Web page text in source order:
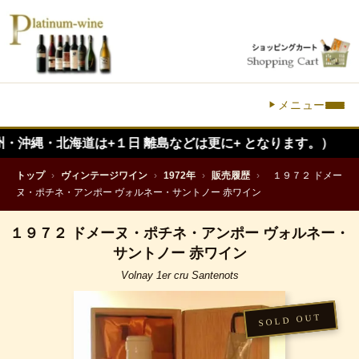
メニュー
道は+１日 離島などは更に+ となります。）
トップ › ヴィンテージワイン › 1972年 › 販売履歴 ›
１９７２ ドメー
ヌ・ポチネ・アンポー ヴォルネー・サントノー 赤ワイン
１９７２ ドメーヌ・ポチネ・アンポー ヴォルネー・
サントノー 赤ワイン
Volnay 1er cru Santenots